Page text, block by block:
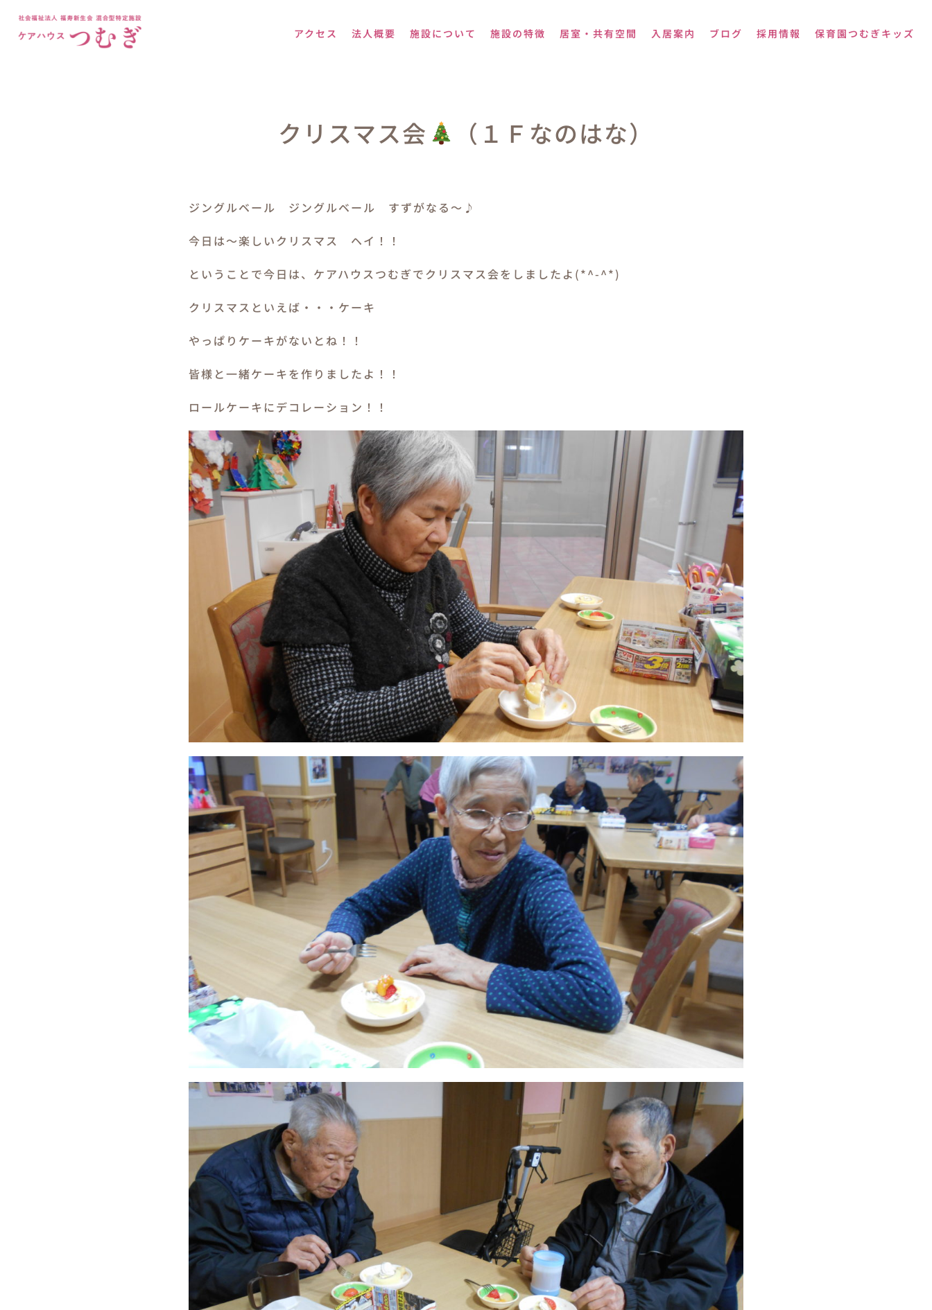
アクセス 法人概要 施設について 施設の特徴 居室・共有空間 入居案内 ブログ 採用情報 保育園つむぎキッズ
クリスマス会 （１Ｆなのはな）
ジングルベール ジングルベール すずがなる～♪
今日は～楽しいクリスマス ヘイ！！
ということで今日は、ケアハウスつむぎでクリスマス会をしましたよ(*^-^*)
クリスマスといえば・・・ケーキ
やっぱりケーキがないとね！！
皆様と一緒ケーキを作りましたよ！！
ロールケーキにデコレーション！！